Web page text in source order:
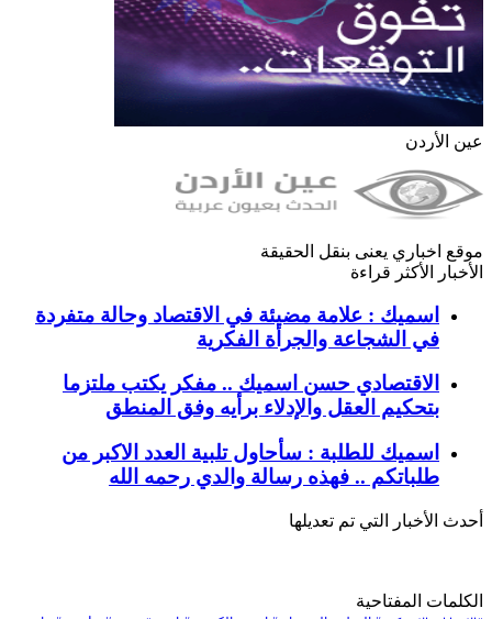
عين الأردن
موقع اخباري يعنى بنقل الحقيقة
الأخبار الأكثر قراءة
اسميك : علامة مضيئة في الاقتصاد وحالة متفردة
في الشجاعة والجرأة الفكرية
الاقتصادي حسن اسميك .. مفكر يكتب ملتزما
بتحكيم العقل والإدلاء برأيه وفق المنطق
اسميك للطلبة : سأحاول تلبية العدد الاكبر من
طلباتكم .. فهذه رسالة والدي رحمه الله
أحدث الأخبار التي تم تعديلها
الكلمات المفتاحية